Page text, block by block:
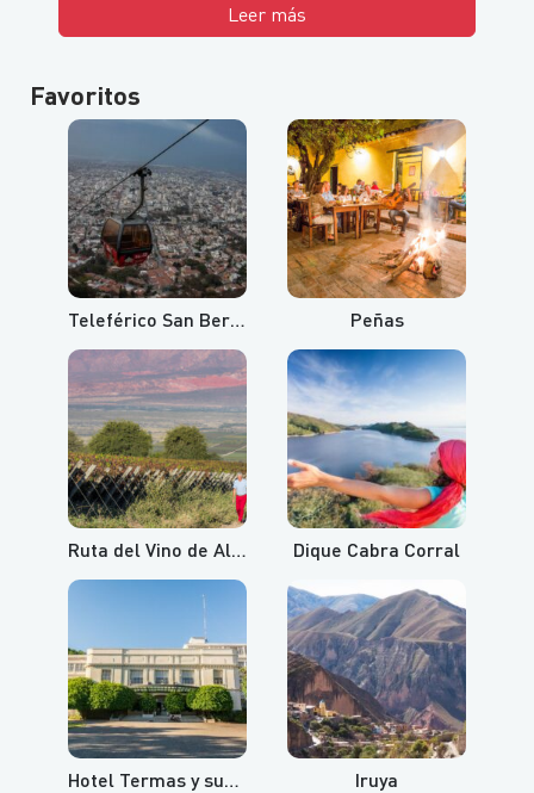
Leer más
Favoritos
Teleférico San Bernardo y Cerro Aladelta Peñas
Ruta del Vino de Altura Dique Cabra Corral
Hotel Termas y sus aguas termales Iruya